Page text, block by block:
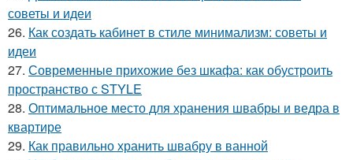
советы и идеи
26. Как создать кабинет в стиле минимализм: советы и
идеи
27. Современные прихожие без шкафа: как обустроить
пространство с STYLE
28. Оптимальное место для хранения швабры и ведра в
квартире
29. Как правильно хранить швабру в ванной